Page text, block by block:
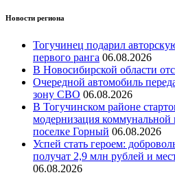
Новости региона
Тогучинец подарил
первого ранга 06.08.2026
В Новосибирской области
Очередной автомобиль
зону СВО 06.08.2026
В Тогучинском районе
модернизация
поселке Горный 06.08.2026
Успей стать героем:
получат 2,9 млн рублей и
06.08.2026